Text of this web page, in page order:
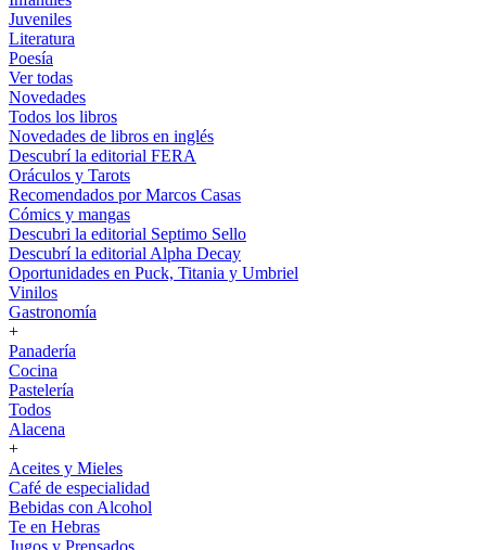
Juveniles
Literatura
Poesía
Ver todas
Novedades
Todos los libros
Novedades de libros en inglés
Descubrí la editorial FERA
Oráculos y Tarots
Recomendados por Marcos Casas
Cómics y mangas
Descubri la editorial Septimo Sello
Descubrí la editorial Alpha Decay
Oportunidades en Puck, Titania y Umbriel
Vinilos
Gastronomía
+
Panadería
Cocina
Pastelería
Todos
Alacena
+
Aceites y Mieles
Café de especialidad
Bebidas con Alcohol
Te en Hebras
Jugos y Prensados